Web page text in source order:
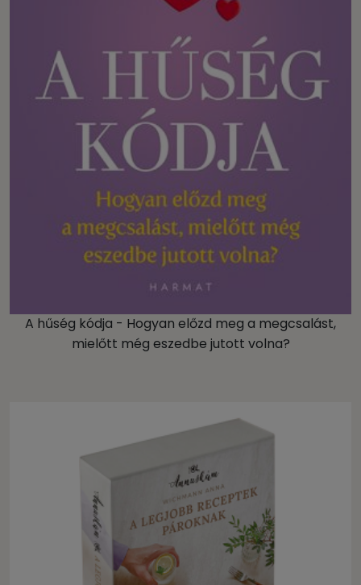
A hűség kódja - Hogyan előzd meg a megcsalást,
mielőtt még eszedbe jutott volna?